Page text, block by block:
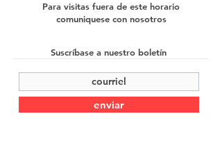
Para visitas fuera de este horario
comuniquese con nosotros
Suscríbase a nuestro boletín
enviar